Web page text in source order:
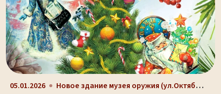
05.01.2026 Новое здание музея оружия (ул.Октябрьская, д. 2)